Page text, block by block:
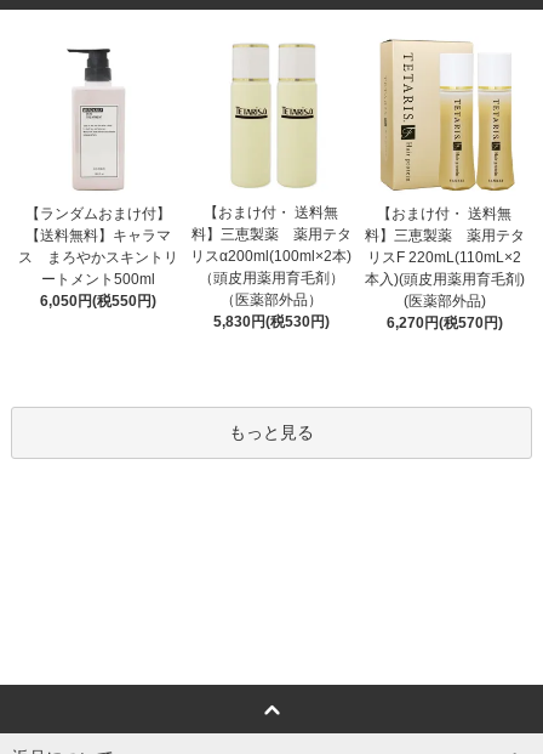
【ランダムおまけ付】
【送料無料】キャラマ
ス まろやかスキントリ
ートメント500ml
6,050円(税550円)
【おまけ付・ 送料無
料】三恵製薬 薬用テタ
リスα200ml(100ml×2本)
（頭皮用薬用育毛剤）
（医薬部外品）
5,830円(税530円)
【おまけ付・ 送料無
料】三恵製薬 薬用テタ
リスF 220mL(110mL×2
本入)(頭皮用薬用育毛剤)
(医薬部外品)
6,270円(税570円)
もっと見る